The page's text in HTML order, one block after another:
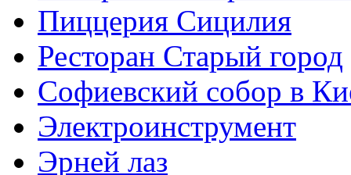
Пиццерия Сицилия
Ресторан Старый город
Софиевский собор в
Электроинструмент
Эрней лаз